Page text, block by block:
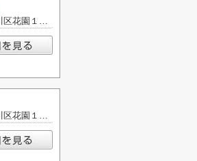
千葉県千葉市花見川区花園１丁目
千葉県千葉市花見川区花園１丁目